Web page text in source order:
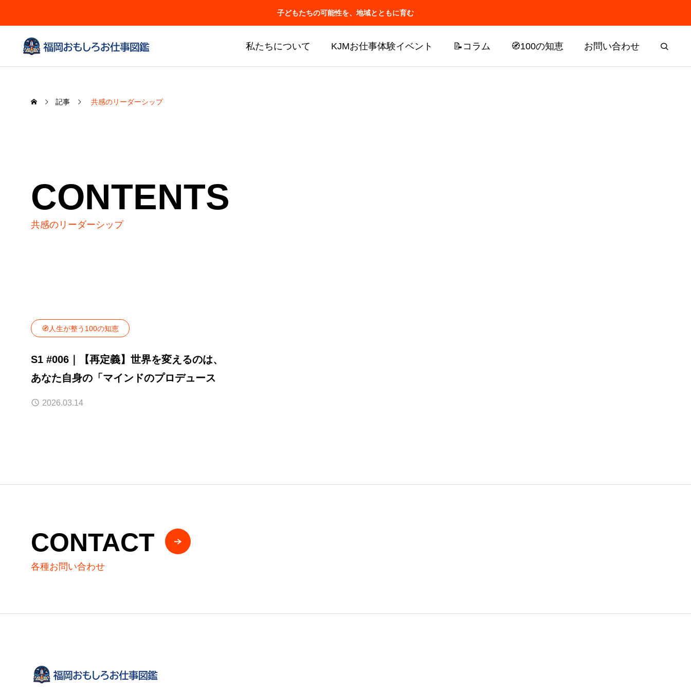
子どもたちの可能性を、地域とともに育む
私たちについて KJMお仕事体験イベント 📝コラム 🧭100の知恵 お問い合わせ
記事 共感のリーダーシップ
CONTENTS
共感のリーダーシップ
🧭人生が整う100の知恵
S1 #006｜【再定義】世界を変えるのは、
あなた自身の「マインドのプロデュース
2026.03.14
CONTACT
各種お問い合わせ